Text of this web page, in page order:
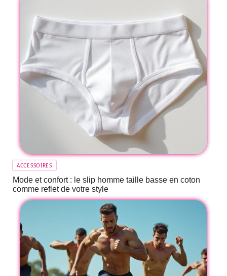
ACCESSOIRES
Mode et confort : le slip homme taille basse en coton
comme reflet de votre style